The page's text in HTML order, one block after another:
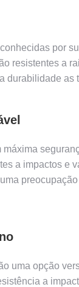
por
resistentes a
durabilidade as
máxima
a impactos e
uma opção
a